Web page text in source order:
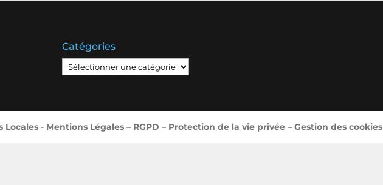
Catégories
Catégories
Locales - Mentions Légales – RGPD – Protection de la vie privée – Gestion des cookies